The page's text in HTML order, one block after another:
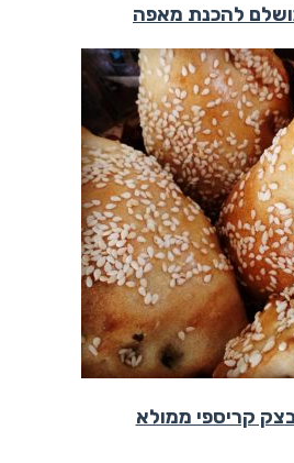
להכנת מאפה
קריספי ממולא